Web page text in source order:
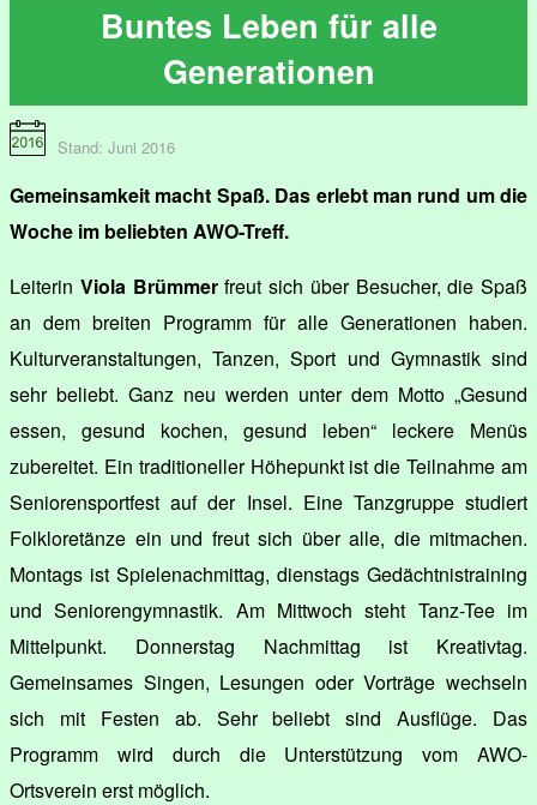
Buntes Leben für alle
Generationen
Stand: Juni 2016
Gemeinsamkeit macht Spaß. Das erlebt man rund um die
Woche im beliebten AWO-Treff.
Leiterin Viola Brümmerfreut sich über Besucher, die Spaß
an dem breiten Programm für alle Generationen haben.
Kulturveranstaltungen, Tanzen, Sport und Gymnastik sind
sehr beliebt. Ganz neu werden unter dem Motto „Gesund
essen, gesund kochen, gesund leben“ leckere Menüs
zubereitet. Ein traditioneller Höhepunkt ist die Teilnahme am
Seniorensportfest auf der Insel. Eine Tanzgruppe studiert
Folkloretänze ein und freut sich über alle, die mitmachen.
Montags ist Spielenachmittag, dienstags Gedächtnistraining
und Seniorengymnastik. Am Mittwoch steht Tanz-Tee im
Mittelpunkt. Donnerstag Nachmittag ist Kreativtag.
Gemeinsames Singen, Lesungen oder Vorträge wechseln
sich mit Festen ab. Sehr beliebt sind Ausflüge. Das
Programm wird durch die Unterstützung vom AWO-
Ortsverein erst möglich.